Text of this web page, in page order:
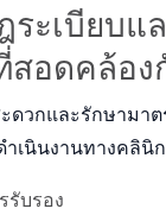
ะเบียบแ
สอดคล้อง
ดวกและรักษามา
เนินงานทางคลินิ
รับรอง